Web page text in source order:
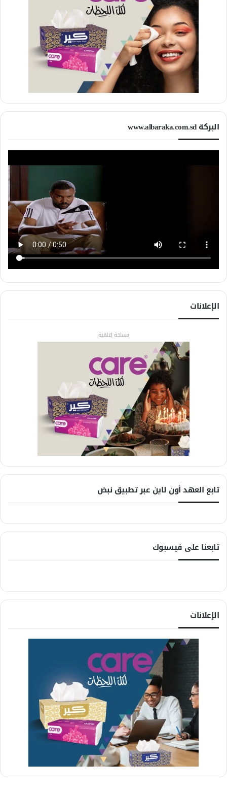
البركة www.albaraka.com.sd
الإعلانات
مساحة إعلانية
تابع العهد أون لاين عبر تطبيق نبض
تابعنا على فيسبوك
الإعلانات